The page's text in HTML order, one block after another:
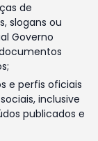
de
slogans ou
Governo
e perfis oficiais
inclusive
publicados e